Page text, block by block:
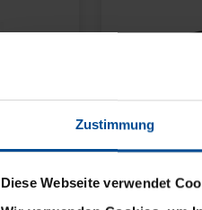
Zustimmung
Diese Webseite verwendet